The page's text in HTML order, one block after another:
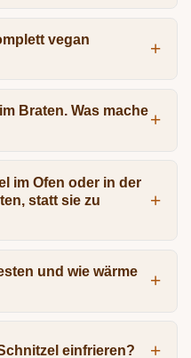
vegan
Braten. Was mache
im Ofen oder in der
statt sie zu
und wie wärme
einfrieren?